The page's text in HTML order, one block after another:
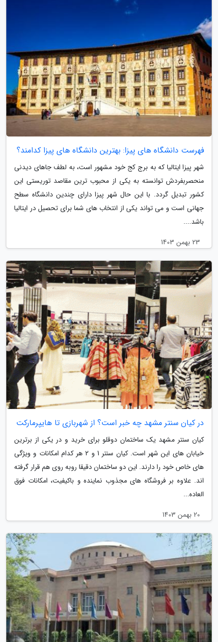
فهرست دانشگاه های پیزا: بهترین دانشگاه های پیزا کدامند؟
شهر پیزا ایتالیا که به برج کج خود مشهور است، به لطف جاهای دیدنی
منحصربفردش توانسته به یکی از محبوب ترین مقاصد توریستی این
کشور تبدیل گردد. با این حال شهر پیزا دارای چندین دانشگاه سطح
جهانی است و می تواند یکی از انتخاب های شما برای تحصیل در ایتالیا
باشد....
23 بهمن 1403
در کیان سنتر مشهد چه خبر است؟ از شهربازی تا هایپرمارکت
کیان سنتر مشهد یک ساختمان دوقلو برای خرید و در یکی از برترین
خیابان های این شهر است. کیان سنتر 1 و 2 هر کدام امکانات و ویژگی
های خاص خود را دارند. این دو ساختمان دقیقا روبه روی هم قرار گرفته
اند. علاوه بر فروشگاه های مجذوب نماینده و باکیفیت، امکانات فوق
العاده...
20 بهمن 1403